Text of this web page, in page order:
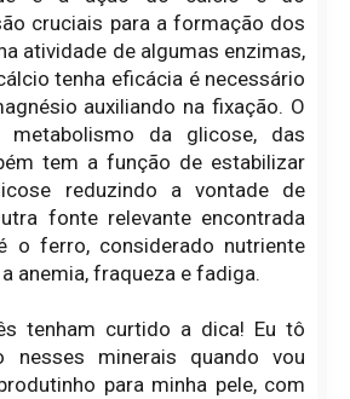
cruciais para a formação dos
atividade de algumas enzimas,
tenha eficácia é necessário
auxiliando na fixação. O
da glicose, das
tem a função de estabilizar
reduzindo a vontade de
fonte relevante encontrada
o ferro, considerado nutriente
anemia, fraqueza e fadiga.
tenham curtido a dica! Eu tô
nesses minerais quando vou
para minha pele, com